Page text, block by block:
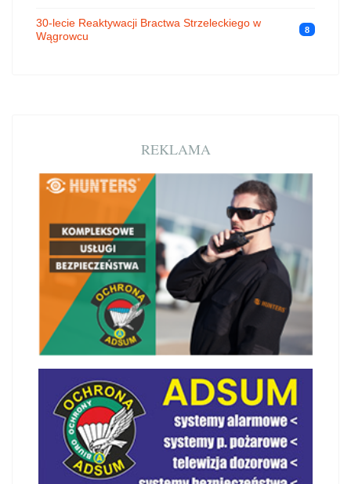
30-lecie Reaktywacji Bractwa Strzeleckiego w
Wągrowcu
8
REKLAMA